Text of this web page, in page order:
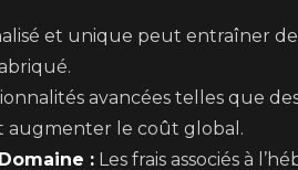
et unique peut entraîner
avancées telles que
augmenter le coût global.
: Les frais associés à